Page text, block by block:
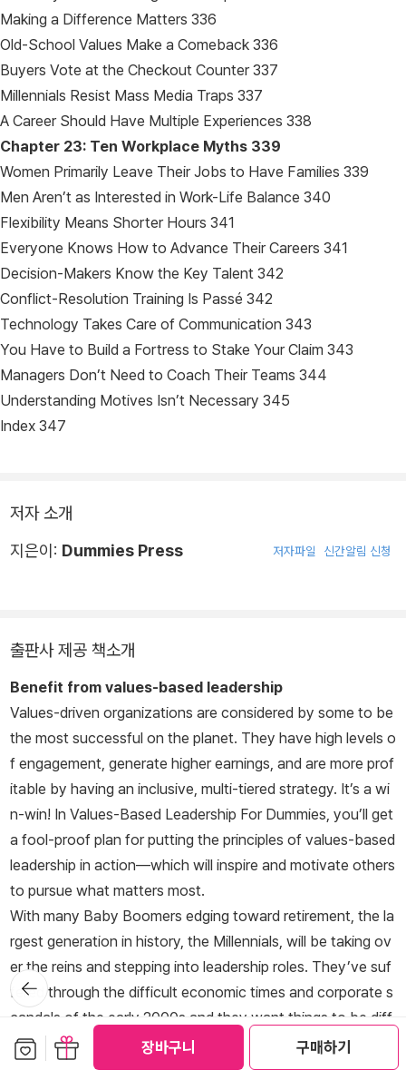
장바구니 구매하기
Making a Difference Matters 336
Old-School Values Make a Comeback 336
Buyers Vote at the Checkout Counter 337
Millennials Resist Mass Media Traps 337
A Career Should Have Multiple Experiences 338
Chapter 23: Ten Workplace Myths 339
Women Primarily Leave Their Jobs to Have Families 339
Men Aren’t as Interested in Work-Life Balance 340
Flexibility Means Shorter Hours 341
Everyone Knows How to Advance Their Careers 341
Decision-Makers Know the Key Talent 342
Conflict-Resolution Training Is Passé 342
Technology Takes Care of Communication 343
You Have to Build a Fortress to Stake Your Claim 343
Managers Don’t Need to Coach Their Teams 344
Understanding Motives Isn’t Necessary 345
Index 347
저자 소개
지은이: Dummies Press 저자파일 신간알림 신청
출판사 제공 책소개
Benefit from values-based leadership
Values-driven organizations are considered by some to be
the most successful on the planet. They have high levels o
f engagement, generate higher earnings, and are more prof
itable by having an inclusive, multi-tiered strategy. It’s a wi
n-win! In Values-Based Leadership For Dummies, you’ll get
a fool-proof plan for putting the principles of values-based
leadership in action—which will inspire and motivate others
to pursue what matters most.
With many Baby Boomers edging toward retirement, the la
rgest generation in history, the Millennials, will be taking ov
er the reins and stepping into leadership roles. They’ve suf
fered through the difficult economic times and corporate s
candals of the early 2000s and they want things to be diff
erent. Inside, you’ll get the framework for adopting the prin
ciples of values-based leadership that will help Millennials
뒤로가
기